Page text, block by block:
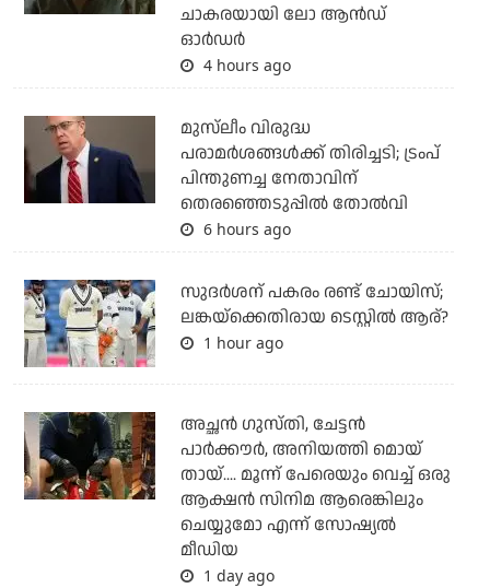
ചാകരയായി ലോ ആന്‍ഡ്
ഓര്‍ഡര്‍
4 hours ago
മുസ്‌ലീം വിരുദ്ധ
പരാമര്‍ശങ്ങള്‍ക്ക് തിരിച്ചടി; ട്രംപ്
പിന്തുണച്ച നേതാവിന്
തെരഞ്ഞെടുപ്പില്‍ തോല്‍വി
6 hours ago
സുദര്‍ശന് പകരം രണ്ട് ചോയിസ്;
ലങ്കയ്‌ക്കെതിരായ ടെസ്റ്റില്‍ ആര്?
1 hour ago
അച്ഛന്‍ ഗുസ്തി, ചേട്ടന്‍
പാര്‍ക്കൗര്‍, അനിയത്തി മൊയ്
തായ്.... മൂന്ന് പേരെയും വെച്ച് ഒരു
ആക്ഷന്‍ സിനിമ ആരെങ്കിലും
ചെയ്യുമോ എന്ന് സോഷ്യല്‍
മീഡിയ
1 day ago